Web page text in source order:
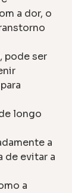
a dor, o
pode ser
longo
a
de evitar a
a